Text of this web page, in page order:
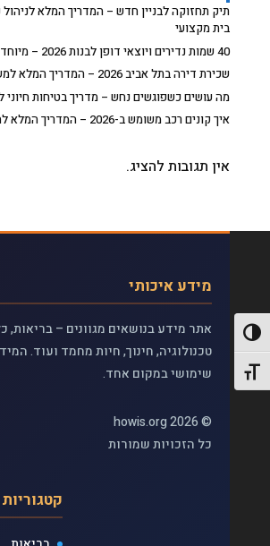
הפעל/כבה ניגודיות גבוהה
מתג גודל גופן
תיק תחזוקה לבניין חדש – המדריך המלא לניהול
בית מקצועי
40 שמות נדירים ויוצאי דופן לבנות 2026 – מיוחדים במיוחד
שכירת דירה בתל אביב 2026 – המדריך המלא למשכירים ולשוכרים
מה עושים כשפוגשים נחש – מדריך בטיחות חיוני
איך קונים רכב משומש ב-2026 – המדריך המלא להימנעות מטעויות
אין תגובות להציג.
מידע איכותי
אתר מידע בנושאים מגוונים – בריאות,
טכנולוגיה, חינוך, חיות מחמד ועוד.
שימושי במקום אחד.
© 2026 howis.org
כל הזכויות שמורות